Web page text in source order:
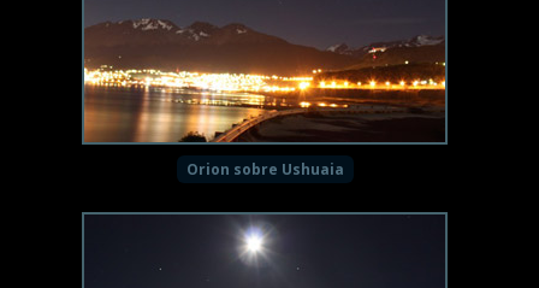
Orion sobre Ushuaia